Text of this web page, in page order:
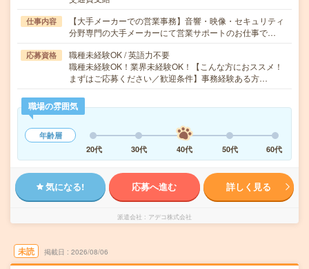
仕事内容
【大手メーカーでの営業事務】音響・映像・セキュリティ
分野専門の大手メーカーにて営業サポートのお仕事で…
応募資格
職種未経験OK / 英語力不要
職種未経験OK！業界未経験OK！【こんな方におススメ！
まずはご応募ください／歓迎条件】事務経験ある方…
職場の雰囲気
年齢層
20代
30代 40代 50代 60代
気になる! 応募へ進む 詳しく見る
派遣会社 アデコ株式会社
未読 掲載日 2026/08/06